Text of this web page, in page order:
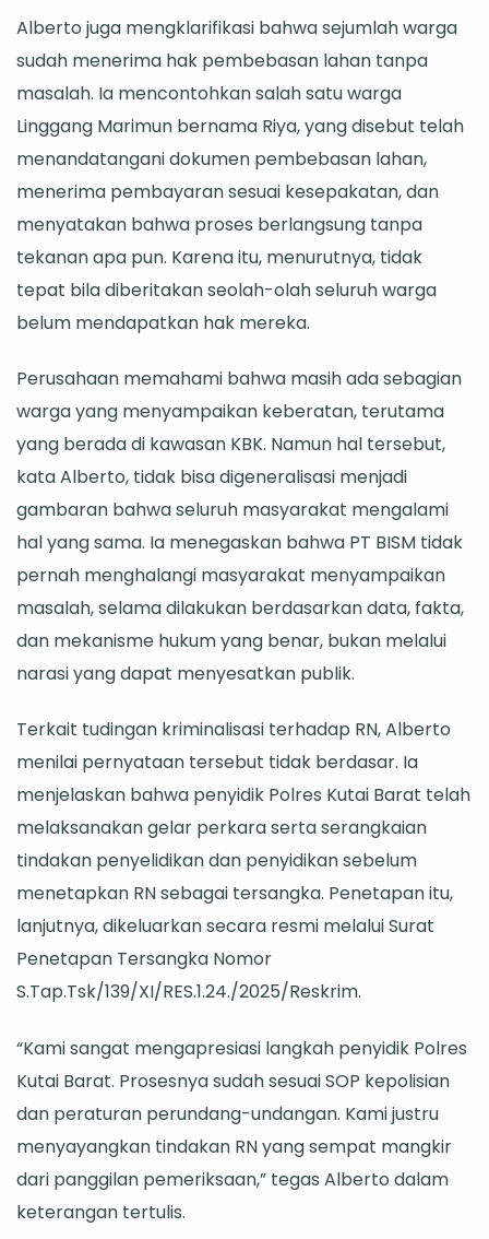
Alberto juga mengklarifikasi bahwa sejumlah warga
sudah menerima hak pembebasan lahan tanpa
masalah. Ia mencontohkan salah satu warga
Linggang Marimun bernama Riya, yang disebut telah
menandatangani dokumen pembebasan lahan,
menerima pembayaran sesuai kesepakatan, dan
menyatakan bahwa proses berlangsung tanpa
tekanan apa pun. Karena itu, menurutnya, tidak
tepat bila diberitakan seolah-olah seluruh warga
belum mendapatkan hak mereka.
Perusahaan memahami bahwa masih ada sebagian
warga yang menyampaikan keberatan, terutama
yang berada di kawasan KBK. Namun hal tersebut,
kata Alberto, tidak bisa digeneralisasi menjadi
gambaran bahwa seluruh masyarakat mengalami
hal yang sama. Ia menegaskan bahwa PT BISM tidak
pernah menghalangi masyarakat menyampaikan
masalah, selama dilakukan berdasarkan data, fakta,
dan mekanisme hukum yang benar, bukan melalui
narasi yang dapat menyesatkan publik.
Terkait tudingan kriminalisasi terhadap RN, Alberto
menilai pernyataan tersebut tidak berdasar. Ia
menjelaskan bahwa penyidik Polres Kutai Barat telah
melaksanakan gelar perkara serta serangkaian
tindakan penyelidikan dan penyidikan sebelum
menetapkan RN sebagai tersangka. Penetapan itu,
lanjutnya, dikeluarkan secara resmi melalui Surat
Penetapan Tersangka Nomor
S.Tap.Tsk/139/XI/RES.1.24./2025/Reskrim.
“Kami sangat mengapresiasi langkah penyidik Polres
Kutai Barat. Prosesnya sudah sesuai SOP kepolisian
dan peraturan perundang-undangan. Kami justru
menyayangkan tindakan RN yang sempat mangkir
dari panggilan pemeriksaan,” tegas Alberto dalam
keterangan tertulis.